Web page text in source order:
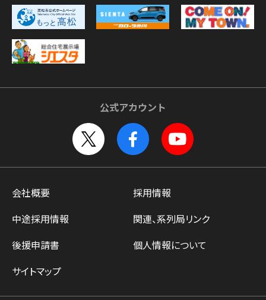
公式アカウント
会社概要
採用情報
中途採用情報
関連、系列局リンク
後援申請書
個人情報について
サイトマップ